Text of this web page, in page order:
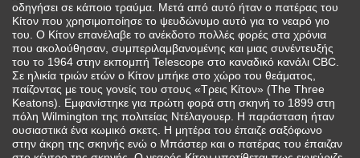
οδηγήσει σε κάποιο τραύμα. Μετά από αυτό ήταν ο πατέρας του
Κίτον που χρησιμοποίησε το ψευδώνυμο αυτό για το νεαρό γιο
του. Ο Κίτον επανέλαβε το ανέκδοτο πολλές φορές στα χρόνια
που ακολούθησαν, συμπεριλαμβανομένης και μιας συνέντευξής
του το 1964 στην εκπομπή Telescope στο καναδικό κανάλι CBC.
Σε ηλικία τριών ετών ο Κίτον μπήκε στο χώρο του θεάματος,
παίζοντας με τους γονείς του στους «Τρεις Κίτον» (The Three
Keatons). Εμφανίστηκε για πρώτη φορά στη σκηνή το 1899 στη
πόλη Wilmington της πολιτείας Ντέλαγουερ. Η παράσταση ήταν
ουσιαστικά ένα κωμικό σκετς. Η μητέρα του έπαιζε σαξόφωνο
στην άκρη της σκηνής ενώ ο Μπάστερ και ο πατέρας του έπαιζαν